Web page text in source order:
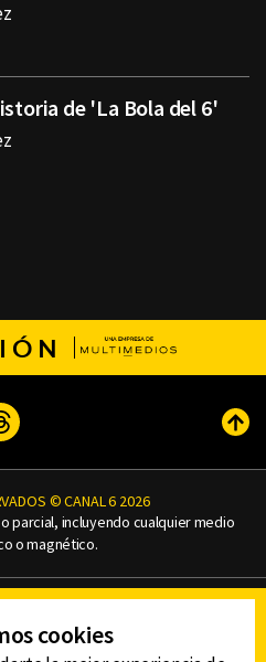
de 'La Bola del 6'
Threads
© CANAL 6 2026
parcial, incluyendo cualquier medio
o magnético.
PRIVACIDAD
LEGAL
cookies